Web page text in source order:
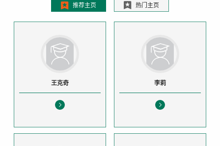
推荐主页 热门主页
王克奇 李莉